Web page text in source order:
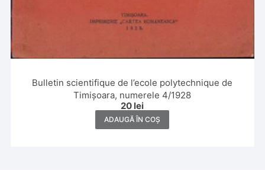
Bulletin scientifique de l’ecole polytechnique de
Timișoara, numerele 4/1928
20 lei
ADAUGĂ ÎN COȘ